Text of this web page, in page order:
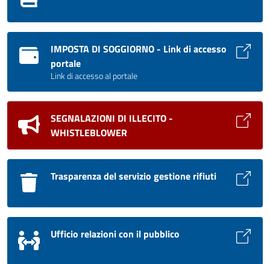
IMPOSTA DI SOGGIORNO - Link di accesso
portale
Link di accesso al portale
SEGNALAZIONI DI ILLECITO -
WHISTLEBLOWER
Trasparenza del servizio gestione rifiuti
Ufficio relazioni con il pubblico